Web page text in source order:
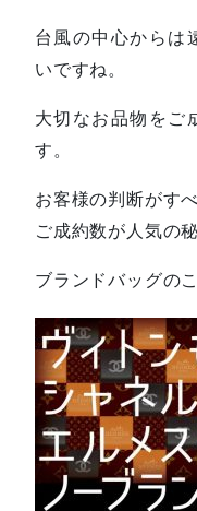
台風の中心からは
いですね。
大切なお品物をご
す。
お客様の判断がす
ご成約数が人気の秘
ブランドバッグの